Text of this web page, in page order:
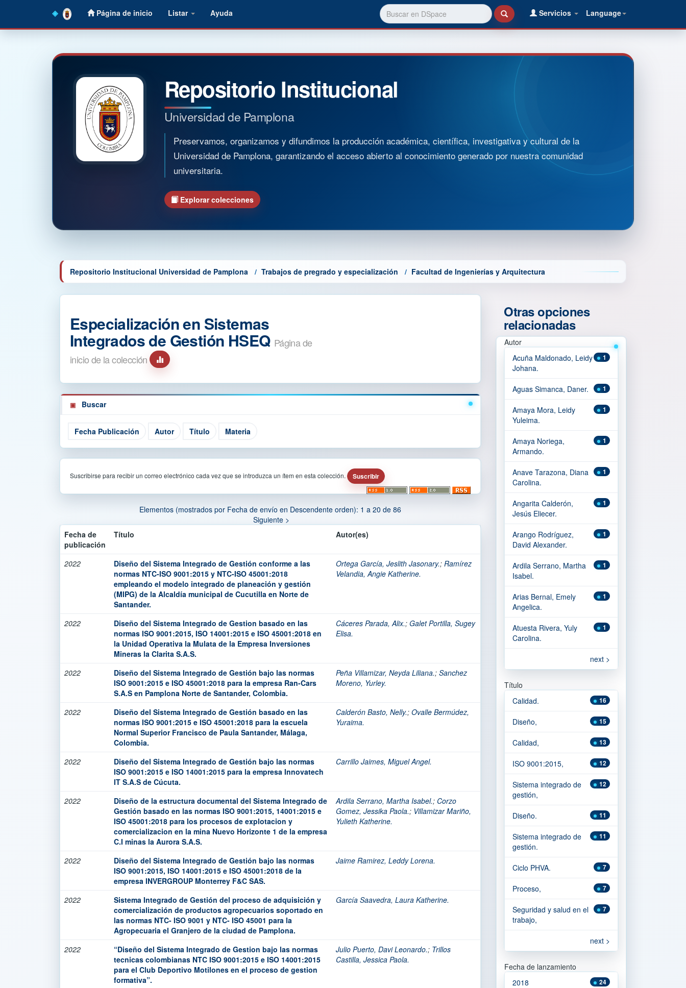
Página de inicio Listar Ayuda Language
Servicios
Repositorio Institucional
Universidad de Pamplona
Preservamos, organizamos y difundimos la producción académica, científica, investigativa y cultural de la
Universidad de Pamplona, garantizando el acceso abierto al conocimiento generado por nuestra comunidad
universitaria.
Explorar colecciones
Repositorio Institucional Universidad de Pamplona Trabajos de pregrado y especialización Facultad de Ingenierías y Arquitectura
Especialización en Sistemas
Integrados de Gestión HSEQ Página de
inicio de la colección
Buscar
Suscribirse para recibir un correo electrónico cada vez que se introduzca un ítem en esta colección.
Elementos (mostrados por Fecha de envío en Descendente orden): 1 a 20 de 86
Siguiente >
Fecha de
publicación
Título Autor(es)
2022
Diseño del Sistema Integrado de Gestión conforme a las
normas NTC-ISO 9001:2015 y NTC-ISO 45001:2018
empleando el modelo integrado de planeación y gestión
(MIPG) de la Alcaldía municipal de Cucutilla en Norte de
Santander.
Ortega García, Jeslith Jasonary.; Ramírez
Velandia, Angie Katherine.
2022
Diseño del Sistema Integrado de Gestion basado en las
normas ISO 9001:2015, ISO 14001:2015 e ISO 45001:2018 en
la Unidad Operativa la Mulata de la Empresa Inversiones
Mineras la Clarita S.A.S.
Cáceres Parada, Alix.; Galet Portilla, Sugey
Elisa.
2022
Diseño del Sistema Integrado de Gestión bajo las normas
ISO 9001:2015 e ISO 45001:2018 para la empresa Ran-Cars
S.A.S en Pamplona Norte de Santander, Colombia.
Peña Villamizar, Neyda Liliana.; Sanchez
Moreno, Yurley.
2022
Diseño del Sistema Integrado de Gestión basado en las
normas ISO 9001:2015 e ISO 45001:2018 para la escuela
Normal Superior Francisco de Paula Santander, Málaga,
Colombia.
Calderón Basto, Nelly.; Ovalle Bermúdez,
Yuraima.
2022
Diseño del Sistema Integrado de Gestión bajo las normas
ISO 9001:2015 e ISO 14001:2015 para la empresa Innovatech
IT S.A.S de Cúcuta.
Carrillo Jaimes, Miguel Angel.
2022
Diseño de la estructura documental del Sistema Integrado de
Gestión basado en las normas ISO 9001:2015, 14001:2015 e
ISO 45001:2018 para los procesos de explotacion y
comercializacion en la mina Nuevo Horizonte 1 de la empresa
C.I minas la Aurora S.A.S.
Ardila Serrano, Martha Isabel.; Corzo
Gomez, Jessika Paola.; Villamizar Mariño,
Yulieth Katherine.
2022
Diseño del Sistema Integrado de Gestión bajo las normas
ISO 9001:2015, ISO 14001:2015 e ISO 45001:2018 de la
empresa INVERGROUP Monterrey F&C SAS.
Jaime Ramirez, Leddy Lorena.
2022
Sistema Integrado de Gestión del proceso de adquisición y
comercialización de productos agropecuarios soportado en
las normas NTC- ISO 9001 y NTC- ISO 45001 para la
Agropecuaria el Granjero de la ciudad de Pamplona.
García Saavedra, Laura Katherine.
2022
“Diseño del Sistema Integrado de Gestion bajo las normas
tecnicas colombianas NTC ISO 9001:2015 e ISO 14001:2015
para el Club Deportivo Motilones en el proceso de gestion
formativa”.
Julio Puerto, Davi Leonardo.; Trillos
Castilla, Jessica Paola.
Otras opciones
relacionadas
Autor
1
Acuña Maldonado, Leidy
Johana.
1
Aguas Simanca, Daner.
1
Amaya Mora, Leidy
Yuleima.
1
Amaya Noriega,
Armando.
1
Anave Tarazona, Diana
Carolina.
1
Angarita Calderón,
Jesús Eliecer.
1
Arango Rodríguez,
David Alexander.
1
Ardila Serrano, Martha
Isabel.
1
Arias Bernal, Emely
Angelica.
1
Atuesta Rivera, Yuly
Carolina.
next >
Título
16
Calidad.
15
Diseño,
13
Calidad,
12
ISO 9001:2015,
12
Sistema integrado de
gestión,
11
Diseño.
11
Sistema integrado de
gestión.
7
Ciclo PHVA.
7
Proceso,
7
Seguridad y salud en el
trabajo,
next >
Fecha de lanzamiento
24
2018